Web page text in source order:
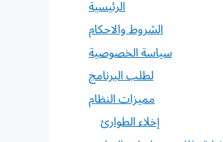
الرئيسية
الشروط والاحكام
سياسة الخصوصية
لطلب البرنامج
مميزات النظام
إخلاء الطوارئ